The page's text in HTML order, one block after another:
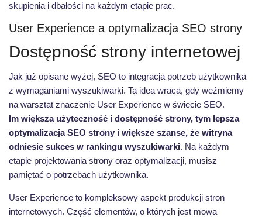
skupienia i dbałości na każdym etapie prac.
User Experience a optymalizacja SEO strony
Dostępność strony internetowej
Jak już opisane wyżej, SEO to integracja potrzeb użytkownika
z wymaganiami wyszukiwarki. Ta idea wraca, gdy weźmiemy
na warsztat znaczenie User Experience w świecie SEO.
Im większa użyteczność i dostępność strony, tym lepsza
optymalizacja SEO strony i większe szanse, że witryna
odniesie sukces w rankingu wyszukiwarki. Na każdym
etapie projektowania strony oraz optymalizacji, musisz
pamiętać o potrzebach użytkownika.
User Experience to kompleksowy aspekt produkcji stron
internetowych. Część elementów, o których jest mowa